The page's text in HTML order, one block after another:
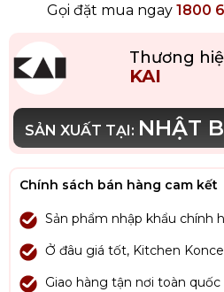
Gọi đặt mua ngay 1800
Thương
KAI
SẢN XUẤT TẠI: NHẬT
Chính sách bán hàng cam kết
Sản phẩm nhập khẩu chính
Ở đâu giá tốt, Kitchen
Giao hàng tận nơi toàn quốc